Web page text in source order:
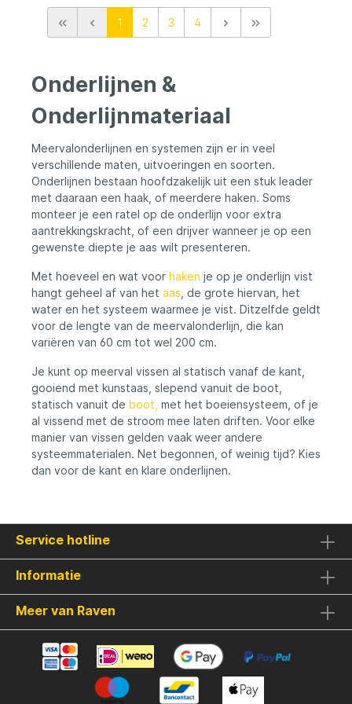
onderlijn in handen, speciaal ontworpen
voor het vissen op meerval in diverse
omstandigheden.
1 2 3 4
Onderlijnen &
Onderlijnmateriaal
Meervalonderlijnen en systemen zijn er in veel
verschillende maten, uitvoeringen en soorten.
Onderlijnen bestaan hoofdzakelijk uit een stuk leader
met daaraan een haak, of meerdere haken. Soms
monteer je een ratel op de onderlijn voor extra
aantrekkingskracht, of een drijver wanneer je op een
gewenste diepte je aas wilt presenteren.
Met hoeveel en wat voor haken je op je onderlijn vist
hangt geheel af van het aas , de grote hiervan, het
water en het systeem waarmee je vist. Ditzelfde geldt
voor de lengte van de meervalonderlijn, die kan
variëren van 60 cm tot wel 200 cm.
Je kunt op meerval vissen al statisch vanaf de kant,
gooiend met kunstaas, slepend vanuit de boot,
statisch vanuit de boot, met het boeiensysteem, of je
al vissend met de stroom mee laten driften. Voor elke
manier van vissen gelden vaak weer andere
systeemmaterialen. Net begonnen, of weinig tijd? Kies
dan voor de kant en klare onderlijnen.
Service hotline
Informatie
Meer van Raven